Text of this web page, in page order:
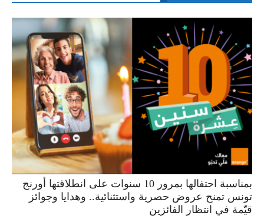
بمناسبة احتفالها بمرور 10 سنوات على انطلاقتها أورنج
تونس تمنح عروض حصرية واستثنائية.. وهدايا وجوائز
قيّمة في انتظار الفائزين